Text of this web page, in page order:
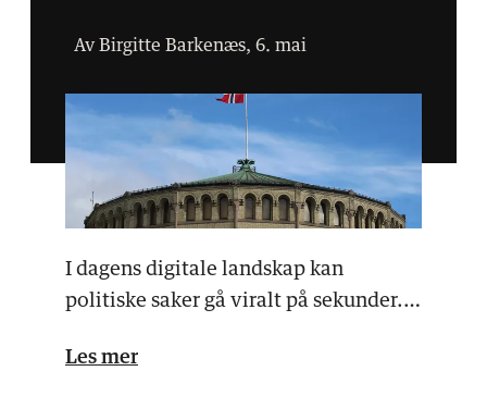
Av Birgitte Barkenæs, 6. mai
I dagens digitale landskap kan
politiske saker gå viralt på sekunder.
Les mer